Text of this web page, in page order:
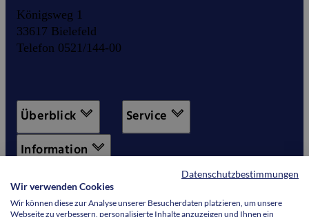
Königsweg 1
33617 Bielefeld
Telefon 0521/144-00
Überblick
Service
Information
Datenschutzbestimmungen
Wir verwenden Cookies
Wir können diese zur Analyse unserer Besucherdaten platzieren, um unsere
Webseite zu verbessern, personalisierte Inhalte anzuzeigen und Ihnen ein